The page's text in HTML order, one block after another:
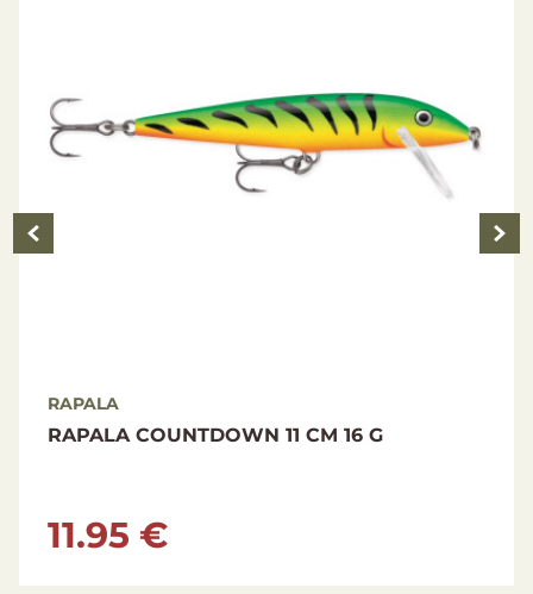
COUNTDOWN 11 CM 16 G
€